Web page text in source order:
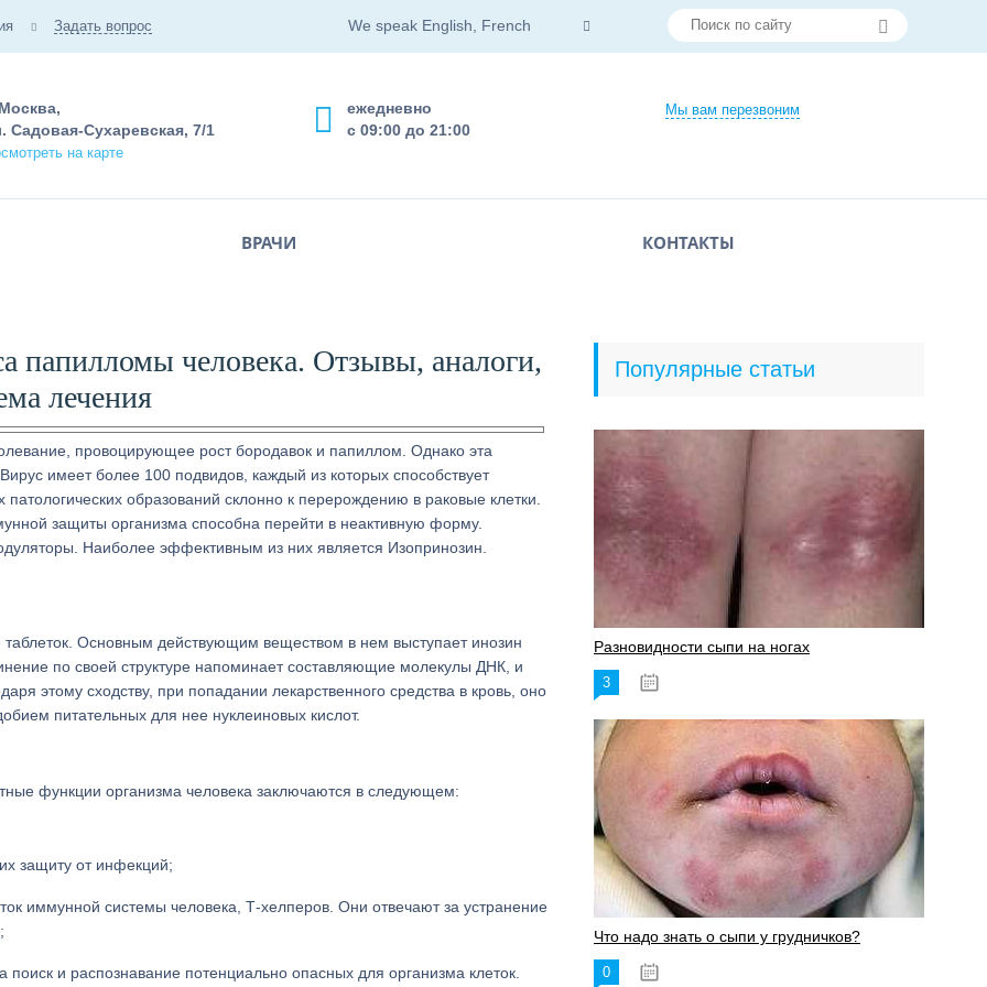
Задать вопрос We speak English, French
Мы вам перезвоним
ежедневно
с 09:00 до 21:00
Садовая-Сухаревская, 7/1
на карте
ВРАЧИ КОНТАКТЫ
папилломы человека. Отзывы, аналоги,
лечения
провоцирующее рост бородавок и папиллом. Однако эта
имеет более 100 подвидов, каждый из которых способствует
образований склонно к перерождению в раковые клетки.
защиты организма способна перейти в неактивную форму.
Наиболее эффективным из них является Изопринозин.
Основным действующим веществом в нем выступает инозин
по своей структуре напоминает составляющие молекулы ДНК, и
этому сходству, при попадании лекарственного средства в кровь, оно
питательных для нее нуклеиновых кислот.
функции организма человека заключаются в следующем:
защиту от инфекций;
иммунной системы человека, Т-хелперов. Они отвечают за устранение
и распознавание потенциально опасных для организма клеток.
Популярные статьи
Разновидности сыпи на ногах
3
Что надо знать о сыпи у грудничков?
0